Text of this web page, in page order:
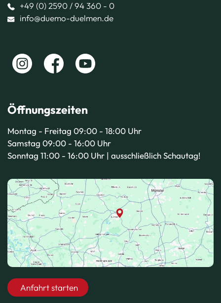
+49 (0) 2590 / 94 360 - 0
info@duemo-duelmen.de
Öffnungszeiten
Montag - Freitag 09:00 - 18:00 Uhr
Samstag 09:00 - 16:00 Uhr
Sonntag 11:00 - 16:00 Uhr | ausschließlich Schautag!
Anfahrt starten